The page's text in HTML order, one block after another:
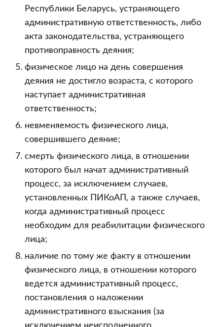
Республики Беларусь, устраняющего
административную ответственность, либо
акта законодательства, устраняющего
противоправность деяния;
физическое лицо на день совершения
деяния не достигло возраста, с которого
наступает административная
ответственность;
невменяемость физического лица,
совершившего деяние;
смерть физического лица, в отношении
которого был начат административный
процесс, за исключением случаев,
установленных ПИКоАП, а также случаев,
когда административный процесс
необходим для реабилитации физического
лица;
наличие по тому же факту в отношении
физического лица, в отношении которого
ведется административный процесс,
постановления о наложении
административного взыскания (за